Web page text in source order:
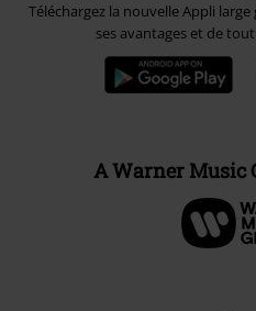
Téléchargez la nouvelle Appli
ses avantages et de
A Warner Music